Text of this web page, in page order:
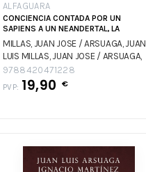
ALFAGUARA
CONCIENCIA CONTADA POR UN
SAPIENS A UN NEANDERTAL, LA
MILLAS, JUAN JOSE / ARSUAGA, JUAN
LUIS MILLAS, JUAN JOSE / ARSUAGA,
JUAN LUIS
9788420471228
PVP: 19,90 €